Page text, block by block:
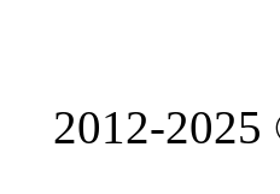
2012-